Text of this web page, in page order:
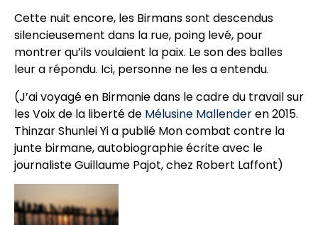
Cette nuit encore, les Birmans sont descendus
silencieusement dans la rue, poing levé, pour
montrer qu’ils voulaient la paix. Le son des balles
leur a répondu. Ici, personne ne les a entendu.
(J’ai voyagé en Birmanie dans le cadre du travail sur
les Voix de la liberté de Mélusine Mallenderen 2015.
Thinzar Shunlei Yi a publié Mon combat contre la
junte birmane, autobiographie écrite avec le
journaliste Guillaume Pajot, chez Robert Laffont)